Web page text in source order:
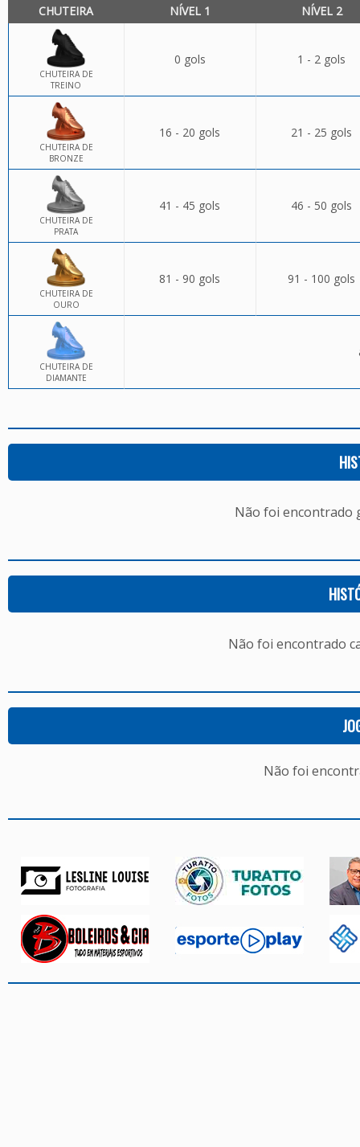
CHUTEIRA NÍVEL 1 NÍVEL 2
CHUTEIRA DE
TREINO
0 gols 1 - 2 gols
CHUTEIRA DE
BRONZE
16 - 20 gols 21 - 25 gols
CHUTEIRA DE
PRATA
41 - 45 gols 46 - 50 gols
CHUTEIRA DE
OURO
81 - 90 gols 91 - 100 gols
CHUTEIRA DE
DIAMANTE
Não foi encontrado
Não foi encontrado
Não foi